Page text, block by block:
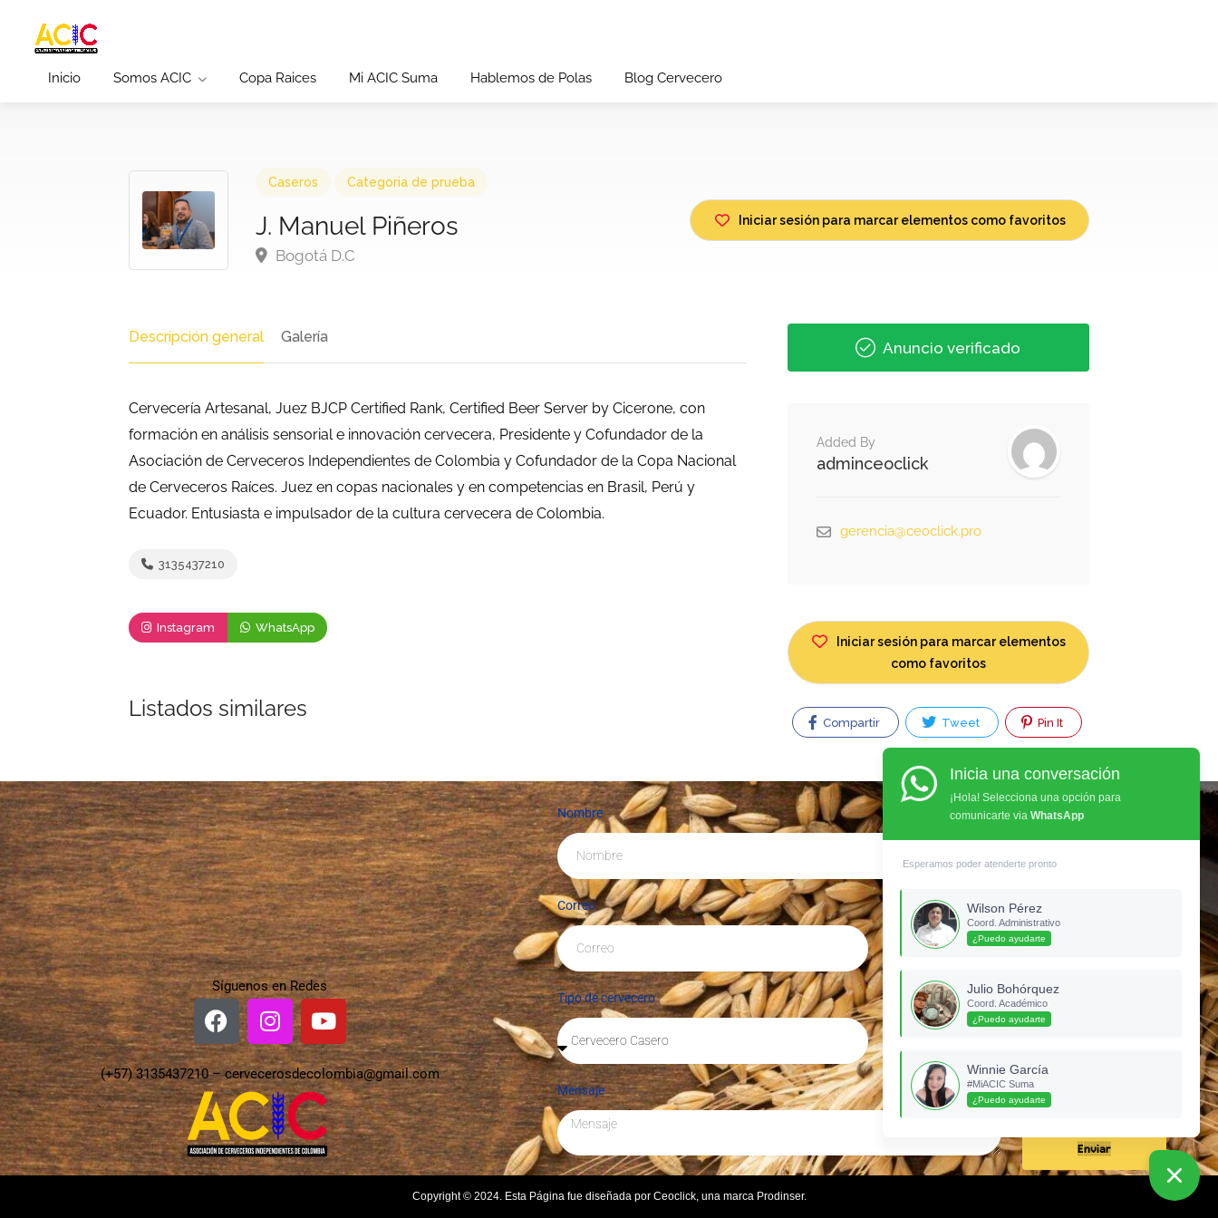
Inicio Somos ACIC Copa Raices Mi ACIC Suma Hablemos de Polas Blog Cervecero
Caseros Categoria de prueba
J. Manuel Piñeros
Bogotá D.C
Iniciar sesión para marcar elementos como favoritos
Descripción general Galería
Cervecería Artesanal, Juez BJCP Certified Rank, Certified Beer Server by Cicerone, con
formación en análisis sensorial e innovación cervecera, Presidente y Cofundador de la
Asociación de Cerveceros Independientes de Colombia y Cofundador de la Copa Nacional
de Cerveceros Raíces. Juez en copas nacionales y en competencias en Brasil, Perú y
Ecuador. Entusiasta e impulsador de la cultura cervecera de Colombia.
3135437210
Instagram WhatsApp
Listados similares
Anuncio verificado
Added By
adminceoclick
gerencia@ceoclick.pro
Iniciar sesión para marcar elementos
como favoritos
Compartir Tweet Pin It
Síguenos en Redes
(+57) 3135437210 –cervecerosdecolombia@gmail.com
Nombre
Correo Celular
Tipo de cervecero Ubicación
Mensaje
Enviar
Copyright © 2024. Esta Página fue diseñada por Ceoclick, una marca Prodinser.
Inicia una conversación
¡Hola! Selecciona una opción para
comunicarte via WhatsApp
Esperamos poder atenderte pronto
Wilson Pérez
Coord. Administrativo
¿Puedo ayudarte
Julio Bohórquez
Coord. Académico
¿Puedo ayudarte
Winnie García
#MiACIC Suma
¿Puedo ayudarte